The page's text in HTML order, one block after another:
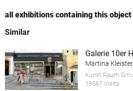
all exhibitions containing this object
Similar
Galerie 10er
Martina
Kunst:Raum
19587 Visits